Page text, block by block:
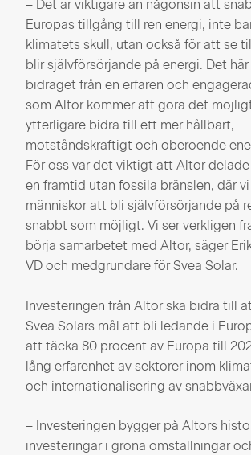
– Det är viktigare än någonsin att
Europas tillgång till ren energi, inte
klimatets skull, utan också för att se
blir självförsörjande på energi. Det
bidraget från en erfaren och
som Altor kommer att göra det
ytterligare bidra till ett mer hållbart,
motståndskraftigt och oberoende
För oss var det viktigt att Altor
en framtid utan fossila bränslen, där
människor att bli självförsörjande på
snabbt som möjligt. Vi ser verkligen
börja samarbetet med Altor, säger
VD och medgrundare för Svea Solar.
Investeringen från Altor ska bidra till
Svea Solars mål att bli ledande i
att täcka 80 procent av Europa till
lång erfarenhet av sektorer inom
och internationalisering av
– Investeringen bygger på Altors
investeringar i gröna omställningar